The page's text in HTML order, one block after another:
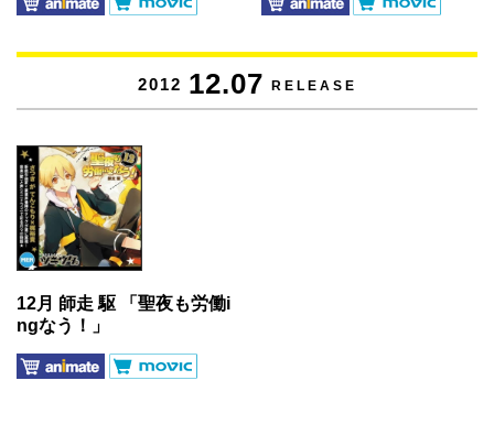
2012 12.07 RELEASE
12月 師走 駆 「聖夜も労働i
ngなう！」